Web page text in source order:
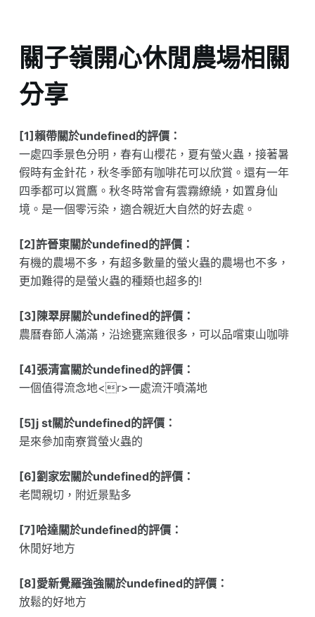
關子嶺開心休閒農場相關
分享
[1]賴帶關於undefined的評價：
一處四季景色分明，春有山櫻花，夏有螢火蟲，接著暑
假時有金針花，秋冬季節有咖啡花可以欣賞。還有一年
四季都可以賞鷹。秋冬時常會有雲霧繚繞，如置身仙
境。是一個零污染，適合親近大自然的好去處。
[2]許晉東關於undefined的評價：
有機的農場不多，有超多數量的螢火蟲的農場也不多，
更加難得的是螢火蟲的種類也超多的!
[3]陳翠屏關於undefined的評價：
農曆春節人滿滿，沿途甕窯雞很多，可以品嚐東山咖啡
[4]張清富關於undefined的評價：
一個值得流念地<r>一處流汗噴滿地
[5]j st關於undefined的評價：
是來參加南寮賞螢火蟲的
[6]劉家宏關於undefined的評價：
老闆親切，附近景點多
[7]哈達關於undefined的評價：
休閒好地方
[8]愛新覺羅強強關於undefined的評價：
放鬆的好地方